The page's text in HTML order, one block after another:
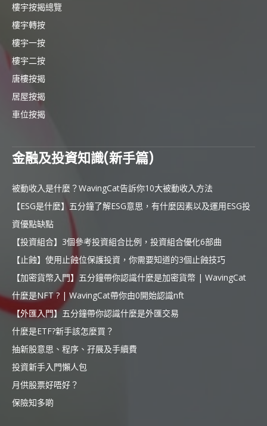
樓宇按揭總覽
樓宇轉按
樓宇一按
樓宇二按
唐樓按揭
居屋按揭
車位按揭
金融及投資知識(新手篇)
被動收入是什麼？WavingCat告訴你10大被動收入方法
【ESG是什麼】五分鐘了解ESG意思，有什麼因素以及運用ESG投
資優點缺點
【投資組合】3個參考投資組合比例，投資組合優化6部曲
【止蝕】使用止蝕位保護投資，你需要知道的3個止蝕技巧
【加密貨幣入門】五分鐘帶你認識什麼是加密貨幣 | WavingCat
什麼是NFT ? | WavingCat帶你由0開始認識nft
【外匯入門】五分鐘帶你認識什麼是外匯交易
什麼是ETF?新手該怎麼買？
抽新股意思、程序、孖展及手續費
投資新手入門懶人包
月供股票好唔好？
保險知多啲